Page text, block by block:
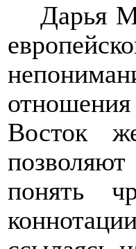
Дарья
Восток
понять